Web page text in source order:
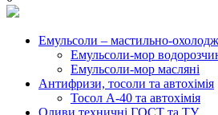
Емульсоли – мастильно-
Емульсоли-мор
Емульсоли-мор масляні
Антифризи, тосоли та автохімія
Тосол А-40 та автохімія
Оливи техничні ГОСТ та ТУ